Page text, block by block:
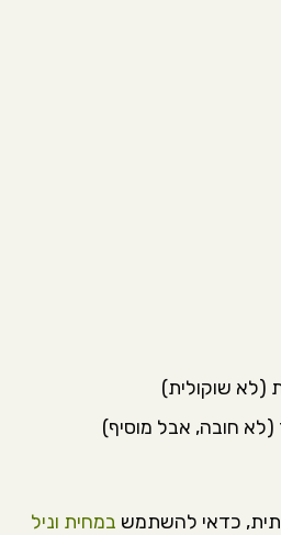
(לא שוקולית)
(לא חובה, אבל מוסיף)
כדאי להשתמש במחית וניל